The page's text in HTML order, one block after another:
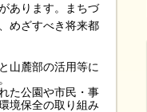
あります。まちづ
めざすべき将来都
山麓部の活用等に
た公園や市民・事
境保全の取り組み